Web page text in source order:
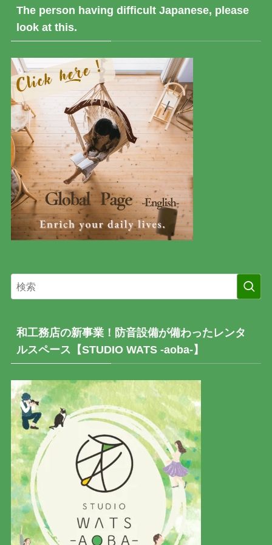
The person having difficult Japanese, please
look at this.
和工務店の新事業！防音設備が備わったレンタ
ルスペース【STUDIO WATS -aoba-】